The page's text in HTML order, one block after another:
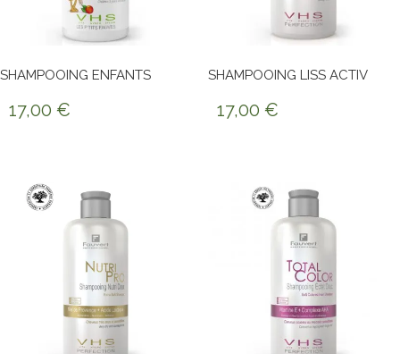
SHAMPOOING ENFANTS
17,00 €
SHAMPOOING LISS ACTIV
17,00 €